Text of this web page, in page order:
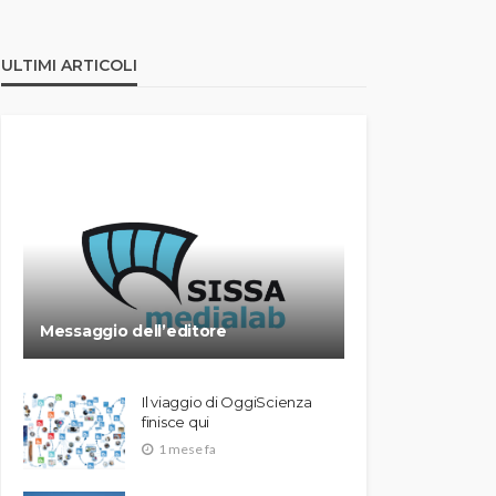
ULTIMI ARTICOLI
Messaggio dell’editore
Il viaggio di OggiScienza
finisce qui
1 mese fa